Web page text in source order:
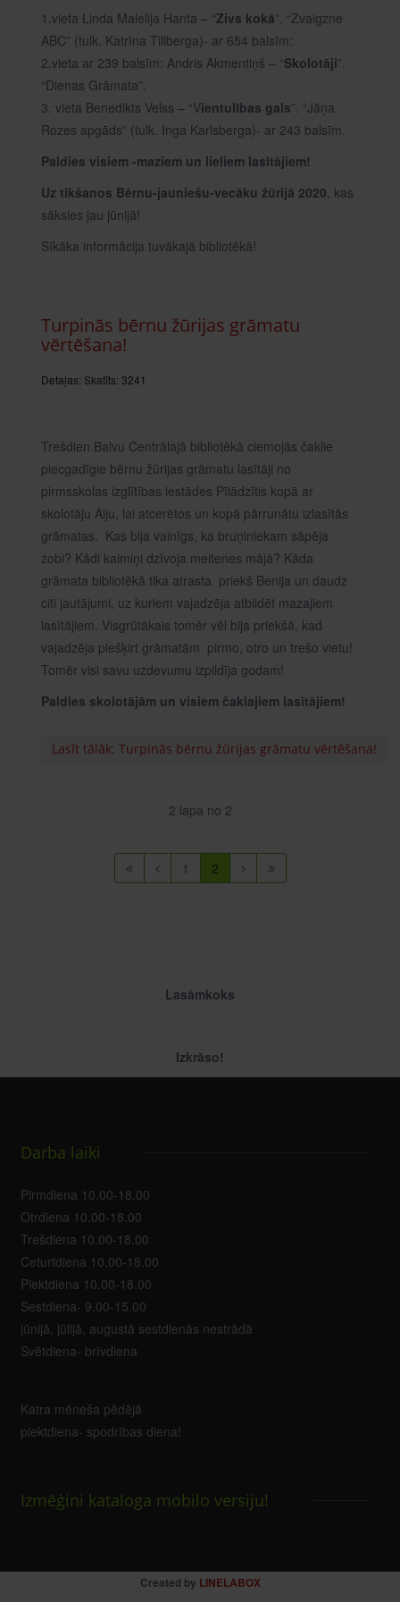
1.vieta Linda Malelija Hanta – “Zivs kokā”. “Zvaigzne
ABC” (tulk. Katrīna Tillberga)- ar 654 balsīm:
2.vieta ar 239 balsīm: Andris Akmentiņš – “Skolotāji”.
“Dienas Grāmata”.
3. vieta Benedikts Velss – “Vientulības gals”. “Jāņa
Rozes apgāds” (tulk. Inga Karlsberga)- ar 243 balsīm.
Paldies visiem -maziem un lieliem lasītājiem!
Uz tikšanos Bērnu-jauniešu-vecāku žūrijā 2020, kas
sāksies jau jūnijā!
Sīkāka informācija tuvākajā bibliotēkā!
Turpinās bērnu žūrijas grāmatu
vērtēšana!
Detaļas: Skatīts: 3241
Trešdien Balvu Centrālajā bibliotēkā ciemojās čaklie
piecgadīgie bērnu žūrijas grāmatu lasītāji no
pirmsskolas izglītības iestādes Pīlādzītis kopā ar
skolotāju Aiju, lai atcerētos un kopā pārrunātu izlasītās
grāmatas. Kas bija vainīgs, ka bruņiniekam sāpēja
zobi? Kādi kaimiņi dzīvoja meitenes mājā? Kāda
grāmata bibliotēkā tika atrasta priekš Benija un daudz
citi jautājumi, uz kuriem vajadzēja atbildēt mazajiem
lasītājiem. Visgrūtākais tomēr vēl bija priekšā, kad
vajadzēja piešķirt grāmatām pirmo, otro un trešo vietu!
Tomēr visi savu uzdevumu izpildīja godam!
Paldies skolotājām un visiem čaklajiem lasītājiem!
Lasīt tālāk: Turpinās bērnu žūrijas grāmatu vērtēšana!
2 lapa no 2
1 2
Lasāmkoks
Izkrāso!
Darba laiki
Pirmdiena 10.00-18.00
Otrdiena 10.00-18.00
Trešdiena 10.00-18.00
Ceturtdiena 10.00-18.00
Piektdiena 10.00-18.00
Sestdiena- 9.00-15.00
jūnijā, jūlijā, augustā sestdienās nestrādā
Svētdiena- brīvdiena
Katra mēneša pēdējā
piektdiena- spodrības diena!
Izmēģini kataloga mobilo versiju!
Created by LINELABOX